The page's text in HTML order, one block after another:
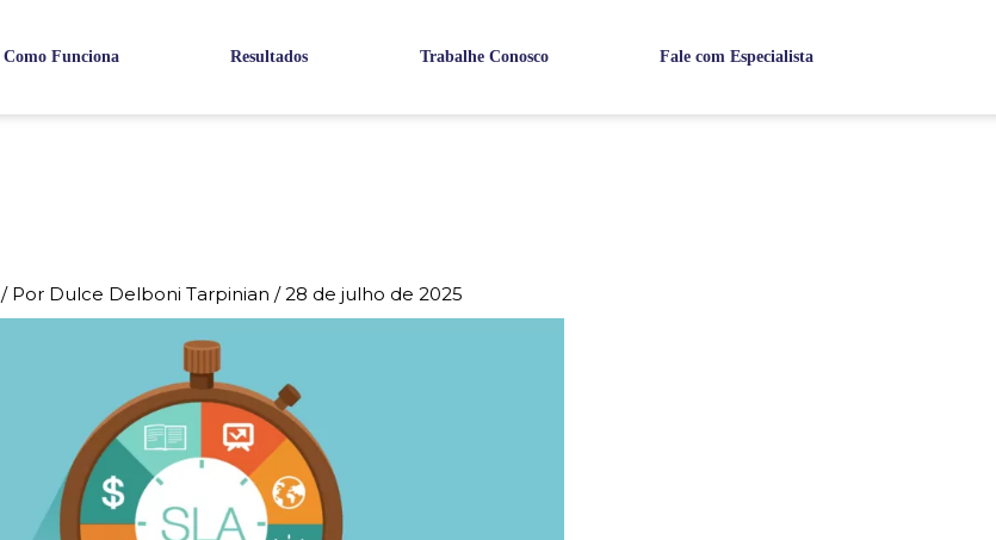
Como Funciona Resultados Trabalhe Conosco Fale com Especialista
/ Por Dulce Delboni Tarpinian/28 de julho de 2025